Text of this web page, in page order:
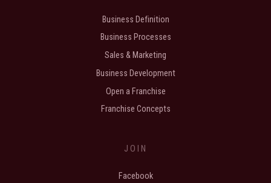
Business Definition
Business Processes
Sales & Marketing
Business Development
Open a Franchise
Franchise Concepts
JOIN
Facebook